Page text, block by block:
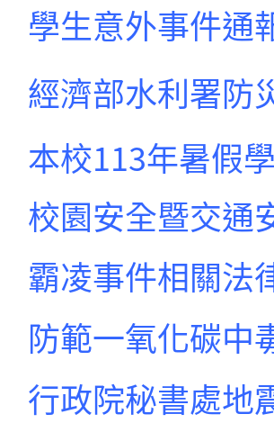
學生意外事件通
經濟部水利署防
本校113年暑假
校園安全暨交通
霸凌事件相關法
防範一氧化碳中
行政院秘書處地